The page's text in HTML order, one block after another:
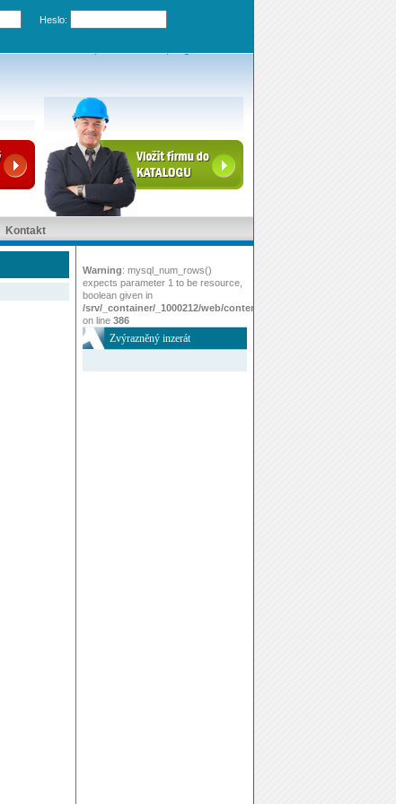
Heslo:
Kontakt
Warning: mysql_num_rows()
expects parameter 1 to be resource,
boolean given in
/srv/_container/_1000212/web/content/www/index.php
on line 386
Zvýrazněný inzerát